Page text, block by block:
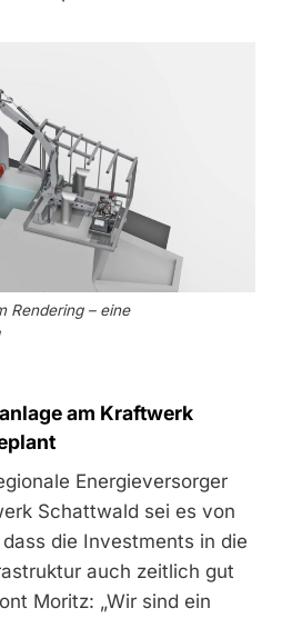
Rendering – eine
am Kraftwerk
Energieversorger
Schattwald sei es von
die Investments in die
auch zeitlich gut
Moritz: „Wir sind ein